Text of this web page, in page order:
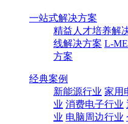
一站式解决方案
精益人才培养解
线解决方案 L-
方案
经典案例
新能源行业 家用
业 消费电子行业
业 电脑周边行业